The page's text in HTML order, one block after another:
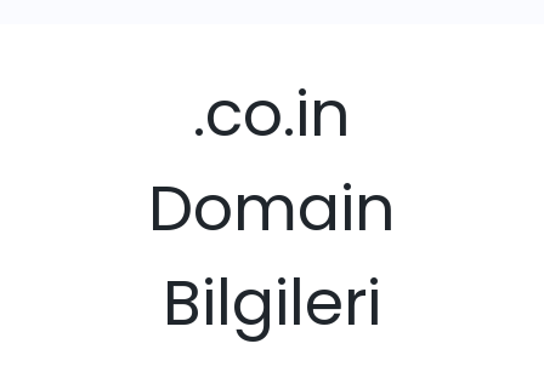
.co.in
Domain
Bilgileri